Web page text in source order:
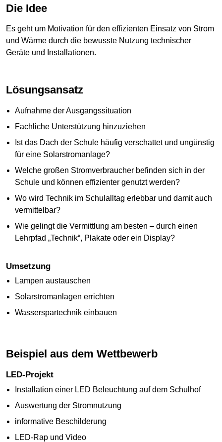
Die Idee
Es geht um Motivation für den effizienten Einsatz von Strom
und Wärme durch die bewusste Nutzung technischer
Geräte und Installationen.
Lösungsansatz
Aufnahme der Ausgangssituation
Fachliche Unterstützung hinzuziehen
Ist das Dach der Schule häufig verschattet und ungünstig
für eine Solarstromanlage?
Welche großen Stromverbraucher befinden sich in der
Schule und können effizienter genutzt werden?
Wo wird Technik im Schulalltag erlebbar und damit auch
vermittelbar?
Wie gelingt die Vermittlung am besten – durch einen
Lehrpfad „Technik“, Plakate oder ein Display?
Umsetzung
Lampen austauschen
Solarstromanlagen errichten
Wasserspartechnik einbauen
Beispiel aus dem Wettbewerb
LED-Projekt
Installation einer LED Beleuchtung auf dem Schulhof
Auswertung der Stromnutzung
informative Beschilderung
LED-Rapund Video